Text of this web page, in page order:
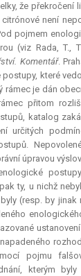
že překročení
není
pojmem
(viz Rada, T.,
Komentář.
které
rámec je dán
přitom
katalog
určitých
úpravou
ty, u nichž
(resp. by jinak
pojmu
kterým